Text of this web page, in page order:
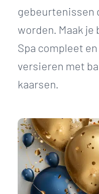
gebeurtenissen
worden. Maak je
Spa compleet
versieren met
kaarsen.